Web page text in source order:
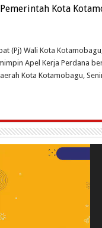
Kota
(Pj) Wali Kota
Apel Kerja Perdana
Kota Kotamobagu,